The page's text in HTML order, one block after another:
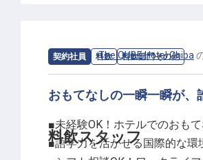
ーー【働きやすさを追求した
未経験の方も安心してスター
シフト制なので、ご自身のラ
会保険完備はもちろん、全国
契約社員 料飲 料飲部門その他
料飲スタッフ
求人情報：The QUBE Hotel Chiba
おもてなしの一瞬一瞬が、
■未経験OK！ホテルでのおも
■語学力を活かせる国際的な環